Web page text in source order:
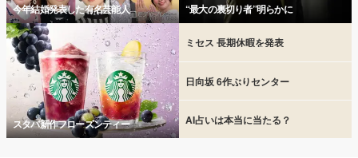
今年結婚発表した有名芸能人 “最大の裏切り者”明らかに
スタバ新作フローズンティー
ミセス 長期休暇を発表
日向坂 6作ぶりセンター
AI占いは本当に当たる？